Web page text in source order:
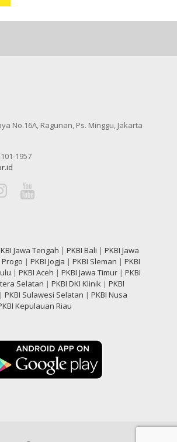
No.16A, Ragunan, Ps. Minggu, Jakarta
1957
Jawa Tengah | PKBI Bali | PKBI Jawa
Progo | PKBI Jogja | PKBI Sleman | PKBI
| PKBI Aceh | PKBI Jawa Timur| PKBI
Selatan | PKBI DKI Klinik| PKBI
PKBI Sulawesi Selatan | PKBI Nusa
Kepulauan Riau